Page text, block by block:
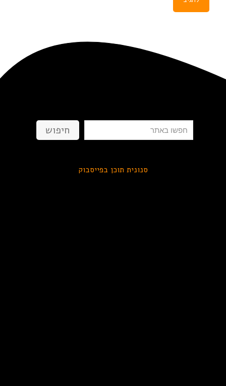
חיפוש חיפוש
סנונית תוכן בפייסבוק